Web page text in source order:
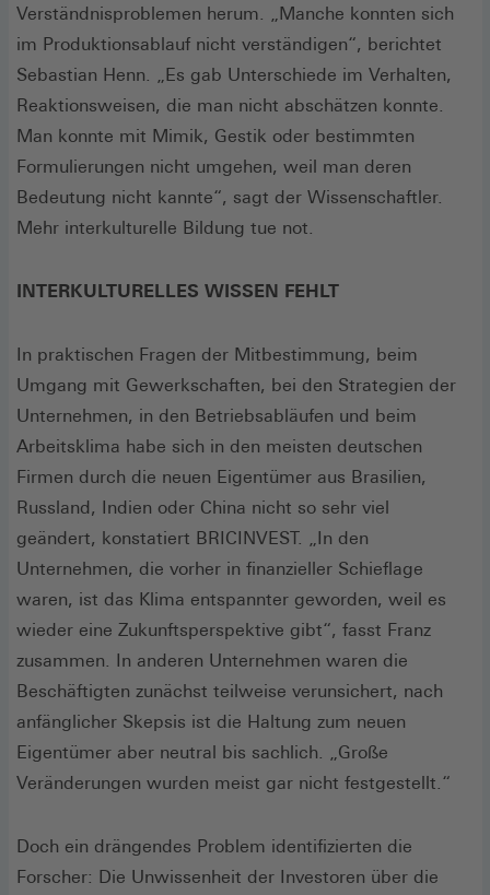
Verständnisproblemen herum. „Manche konnten sich
im Produktionsablauf nicht verständigen“, berichtet
Sebastian Henn. „Es gab Unterschiede im Verhalten,
Reaktionsweisen, die man nicht abschätzen konnte.
Man konnte mit Mimik, Gestik oder bestimmten
Formulierungen nicht umgehen, weil man deren
Bedeutung nicht kannte“, sagt der Wissenschaftler.
Mehr interkulturelle Bildung tue not.
INTERKULTURELLES WISSEN FEHLT
In praktischen Fragen der Mitbestimmung, beim
Umgang mit Gewerkschaften, bei den Strategien der
Unternehmen, in den Betriebsabläufen und beim
Arbeitsklima habe sich in den meisten deutschen
Firmen durch die neuen Eigentümer aus Brasilien,
Russland, Indien oder China nicht so sehr viel
geändert, konstatiert BRICINVEST. „In den
Unternehmen, die vorher in finanzieller Schieflage
waren, ist das Klima entspannter geworden, weil es
wieder eine Zukunftsperspektive gibt“, fasst Franz
zusammen. In anderen Unternehmen waren die
Beschäftigten zunächst teilweise verunsichert, nach
anfänglicher Skepsis ist die Haltung zum neuen
Eigentümer aber neutral bis sachlich. „Große
Veränderungen wurden meist gar nicht festgestellt.“
Doch ein drängendes Problem identifizierten die
Forscher: Die Unwissenheit der Investoren über die